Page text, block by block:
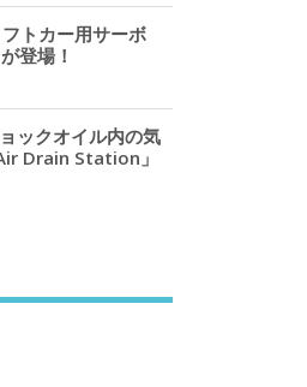
トカー用サーボ
登場！
ックオイル内の気
Drain Station」